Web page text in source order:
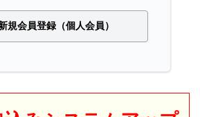
規会員登録（個人会員）